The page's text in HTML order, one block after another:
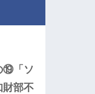
⑲「ソ
財部不